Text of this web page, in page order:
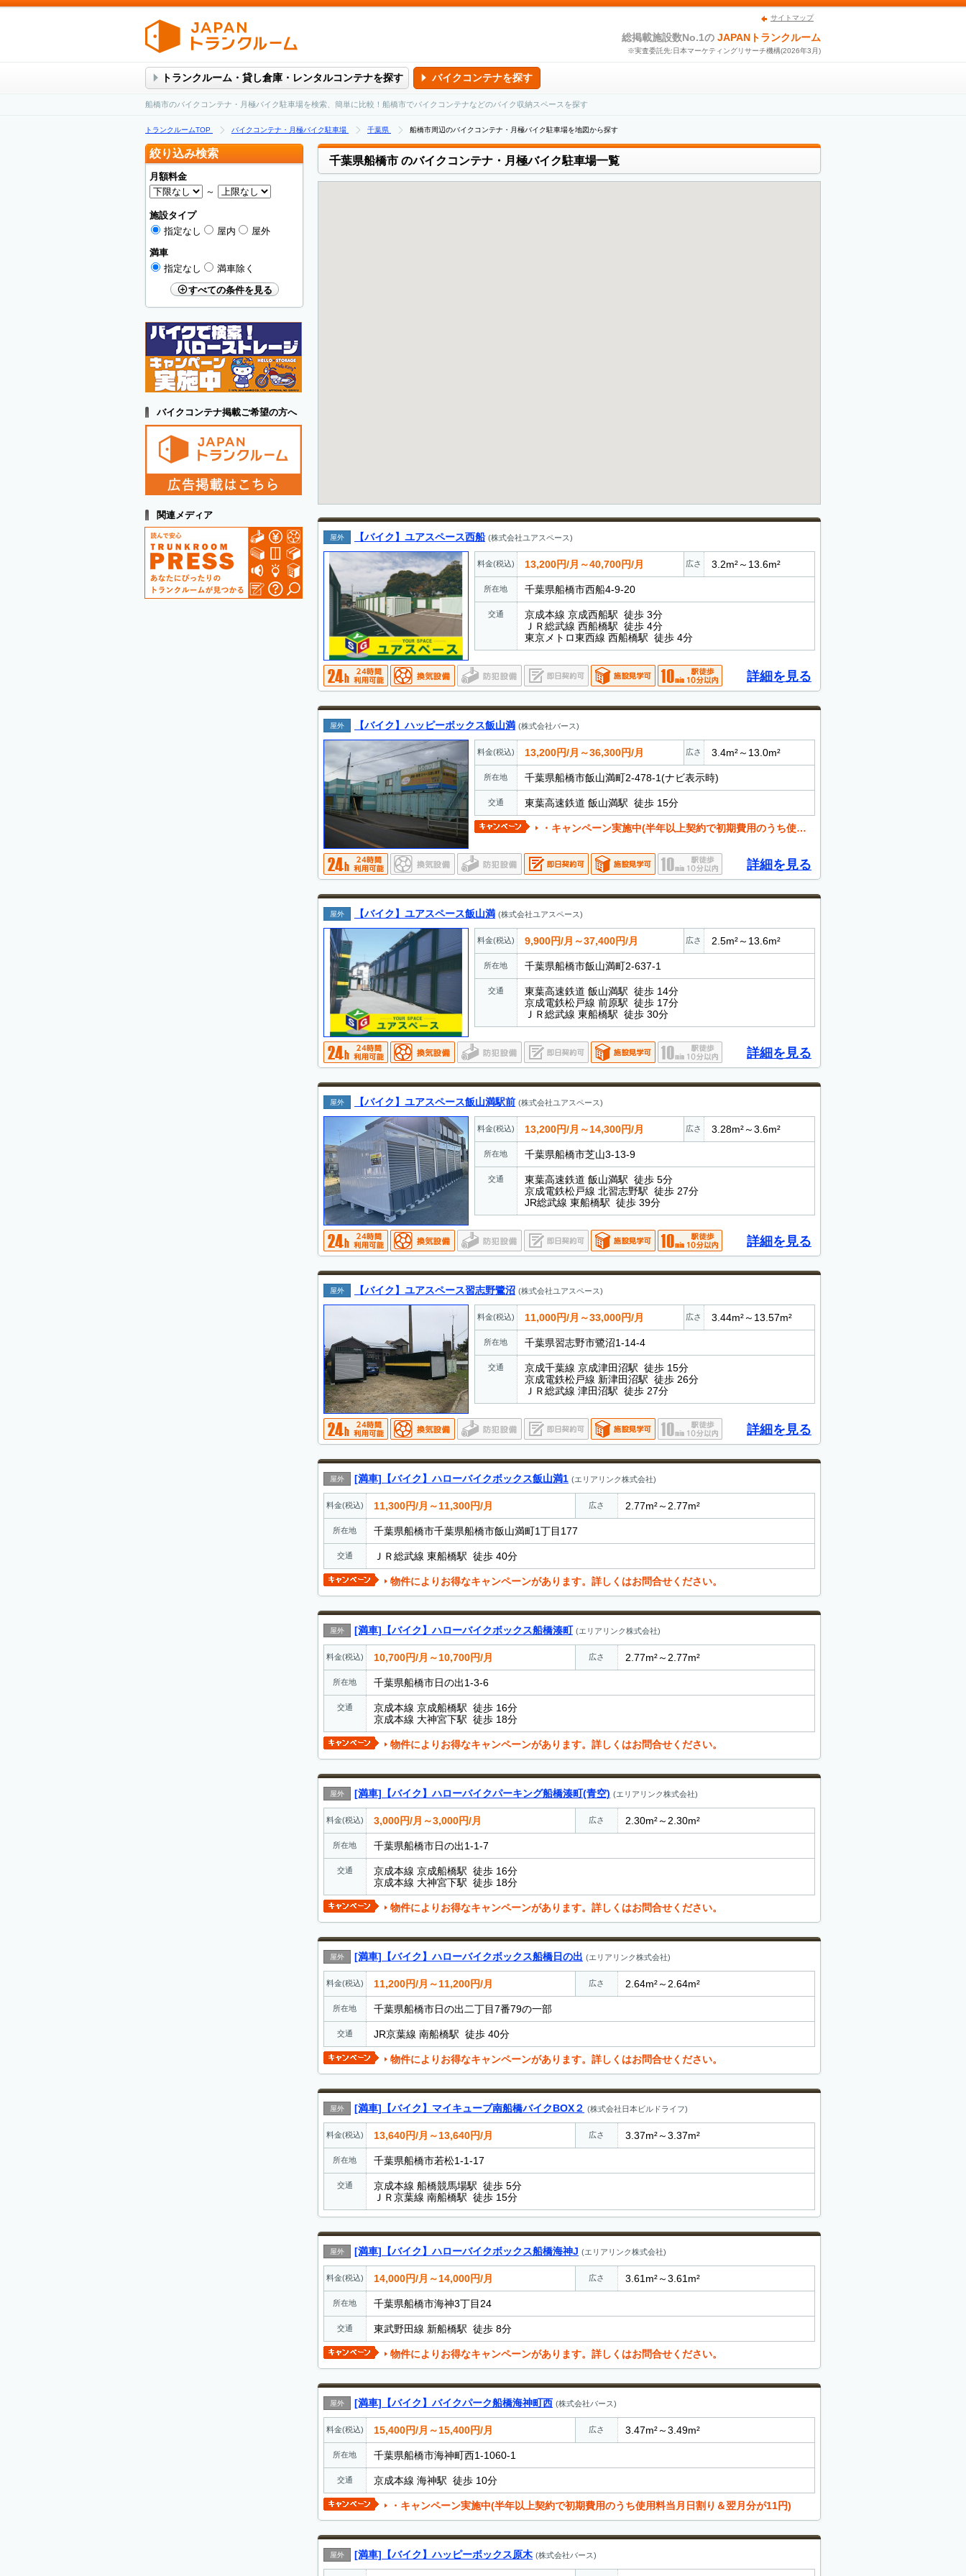
サイトマップ
総掲載施設数No.1の JAPANトランクルーム
※実査委託先:日本マーケティングリサーチ機構(2026年3月)
トランクルーム・貸し倉庫・レンタルコンテナを探す バイクコンテナを探す
船橋市のバイクコンテナ・月極バイク駐車場を検索、簡単に比較！船橋市でバイクコンテナなどのバイク収納スペースを探す
トランクルームTOP バイクコンテナ・月極バイク駐車場 千葉県 船橋市周辺のバイクコンテナ・月極バイク駐車場を地図から探す
千葉県船橋市 のバイクコンテナ・月極バイク駐車場一覧
屋外 【バイク】ユアスペース西船 (株式会社ユアスペース)
料金(税込) 13,200円/月～40,700円/月 広さ 3.2m²～13.6m²
所在地 千葉県船橋市西船4-9-20
交通
京成本線 京成西船駅 徒歩 3分
ＪＲ総武線 西船橋駅 徒歩 4分
東京メトロ東西線 西船橋駅 徒歩 4分
詳細を見る
屋外 【バイク】ハッピーボックス飯山満 (株式会社バース)
料金(税込) 13,200円/月～36,300円/月 広さ 3.4m²～13.0m²
所在地 千葉県船橋市飯山満町2-478-1(ナビ表示時)
交通 東葉高速鉄道 飯山満駅 徒歩 15分
・キャンペーン実施中(半年以上契約で初期費用のうち使用料当月日割り＆翌月分が11円)
詳細を見る
屋外 【バイク】ユアスペース飯山満 (株式会社ユアスペース)
料金(税込) 9,900円/月～37,400円/月 広さ 2.5m²～13.6m²
所在地 千葉県船橋市飯山満町2-637-1
交通
東葉高速鉄道 飯山満駅 徒歩 14分
京成電鉄松戸線 前原駅 徒歩 17分
ＪＲ総武線 東船橋駅 徒歩 30分
詳細を見る
屋外 【バイク】ユアスペース飯山満駅前 (株式会社ユアスペース)
料金(税込) 13,200円/月～14,300円/月 広さ 3.28m²～3.6m²
所在地 千葉県船橋市芝山3-13-9
交通
東葉高速鉄道 飯山満駅 徒歩 5分
京成電鉄松戸線 北習志野駅 徒歩 27分
JR総武線 東船橋駅 徒歩 39分
詳細を見る
屋外 【バイク】ユアスペース習志野鷺沼 (株式会社ユアスペース)
料金(税込) 11,000円/月～33,000円/月 広さ 3.44m²～13.57m²
所在地 千葉県習志野市鷺沼1-14-4
交通
京成千葉線 京成津田沼駅 徒歩 15分
京成電鉄松戸線 新津田沼駅 徒歩 26分
ＪＲ総武線 津田沼駅 徒歩 27分
詳細を見る
屋外 [満車]【バイク】ハローバイクボックス飯山満1 (エリアリンク株式会社)
料金(税込) 11,300円/月～11,300円/月 広さ 2.77m²～2.77m²
所在地 千葉県船橋市千葉県船橋市飯山満町1丁目177
交通 ＪＲ総武線 東船橋駅 徒歩 40分
物件によりお得なキャンペーンがあります。詳しくはお問合せください。
屋外 [満車]【バイク】ハローバイクボックス船橋湊町 (エリアリンク株式会社)
料金(税込) 10,700円/月～10,700円/月 広さ 2.77m²～2.77m²
所在地 千葉県船橋市日の出1-3-6
交通
京成本線 京成船橋駅 徒歩 16分
京成本線 大神宮下駅 徒歩 18分
物件によりお得なキャンペーンがあります。詳しくはお問合せください。
屋外 [満車]【バイク】ハローバイクパーキング船橋湊町(青空) (エリアリンク株式会社)
料金(税込) 3,000円/月～3,000円/月 広さ 2.30m²～2.30m²
所在地 千葉県船橋市日の出1-1-7
交通
京成本線 京成船橋駅 徒歩 16分
京成本線 大神宮下駅 徒歩 18分
物件によりお得なキャンペーンがあります。詳しくはお問合せください。
屋外 [満車]【バイク】ハローバイクボックス船橋日の出 (エリアリンク株式会社)
料金(税込) 11,200円/月～11,200円/月 広さ 2.64m²～2.64m²
所在地 千葉県船橋市日の出二丁目7番79の一部
交通 JR京葉線 南船橋駅 徒歩 40分
物件によりお得なキャンペーンがあります。詳しくはお問合せください。
屋外 [満車]【バイク】マイキューブ南船橋バイクBOX２ (株式会社日本ビルドライフ)
料金(税込) 13,640円/月～13,640円/月 広さ 3.37m²～3.37m²
所在地 千葉県船橋市若松1-1-17
交通
京成本線 船橋競馬場駅 徒歩 5分
ＪＲ京葉線 南船橋駅 徒歩 15分
屋外 [満車]【バイク】ハローバイクボックス船橋海神J (エリアリンク株式会社)
料金(税込) 14,000円/月～14,000円/月 広さ 3.61m²～3.61m²
所在地 千葉県船橋市海神3丁目24
交通 東武野田線 新船橋駅 徒歩 8分
物件によりお得なキャンペーンがあります。詳しくはお問合せください。
屋外 [満車]【バイク】バイクパーク船橋海神町西 (株式会社バース)
料金(税込) 15,400円/月～15,400円/月 広さ 3.47m²～3.49m²
所在地 千葉県船橋市海神町西1-1060-1
交通 京成本線 海神駅 徒歩 10分
・キャンペーン実施中(半年以上契約で初期費用のうち使用料当月日割り＆翌月分が11円)
屋外 [満車]【バイク】ハッピーボックス原木 (株式会社バース)
絞り込み検索
月額料金
～
施設タイプ
指定なし
屋内
屋外
満車
指定なし
満車除く
すべての条件を見る
バイクコンテナ掲載ご希望の方へ
関連メディア